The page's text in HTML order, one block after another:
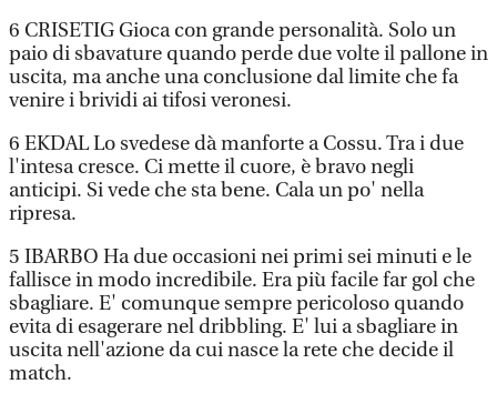
6 CRISETIG Gioca con grande personalità. Solo un
paio di sbavature quando perde due volte il pallone in
uscita, ma anche una conclusione dal limite che fa
venire i brividi ai tifosi veronesi.
6 EKDAL Lo svedese dà manforte a Cossu. Tra i due
l'intesa cresce. Ci mette il cuore, è bravo negli
anticipi. Si vede che sta bene. Cala un po' nella
ripresa.
5 IBARBO Ha due occasioni nei primi sei minuti e le
fallisce in modo incredibile. Era più facile far gol che
sbagliare. E' comunque sempre pericoloso quando
evita di esagerare nel dribbling. E' lui a sbagliare in
uscita nell'azione da cui nasce la rete che decide il
match.